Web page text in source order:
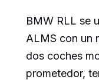
BMW RLL se
ALMS con un
dos coches
prometedor,